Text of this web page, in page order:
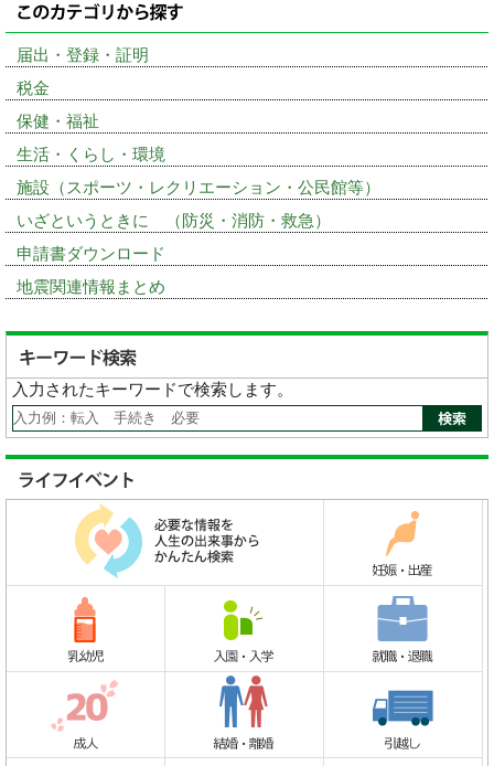
届出・登録・証明
税金
保健・福祉
生活・くらし・環境
施設（スポーツ・レクリエーション・公民館等）
いざというときに （防災・消防・救急）
申請書ダウンロード
地震関連情報まとめ
入力されたキーワードで検索します。